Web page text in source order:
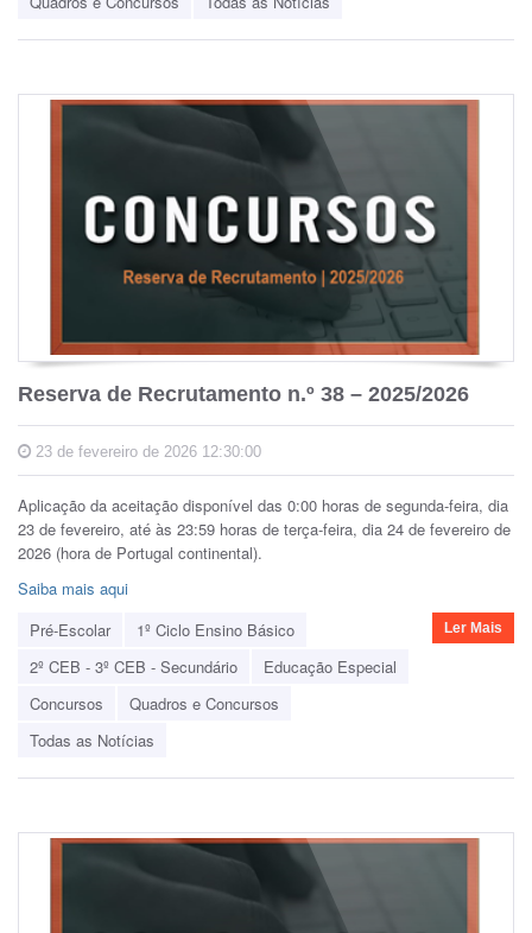
Reserva de Recrutamento n.º 38 – 2025/2026
23 de fevereiro de 2026 12:30:00
Aplicação da aceitação disponível das 0:00 horas de segunda-feira, dia
23 de fevereiro, até às 23:59 horas de terça-feira, dia 24 de fevereiro de
2026 (hora de Portugal continental).
Saiba mais aqui
Pré-Escolar
1º Ciclo Ensino Básico
2º CEB - 3º CEB - Secundário
Educação Especial
Concursos
Quadros e Concursos
Todas as Notícias
Ler Mais